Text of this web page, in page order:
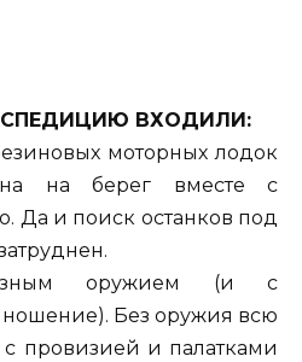
ВХОДИЛИ:
моторных лодок
на берег вместе с
Да и поиск останков под
оружием (и с
Без оружия всю
провизией и палатками